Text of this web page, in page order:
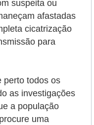
suspeita ou
afastadas
cicatrização
para
perto todos os
as investigações
a população
uma